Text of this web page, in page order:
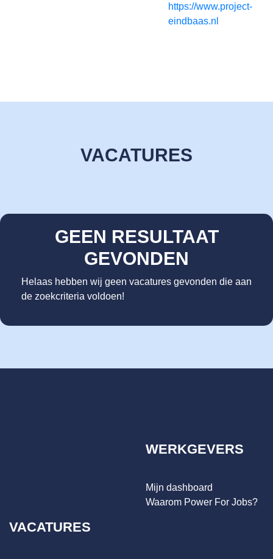
https://www.project-
eindbaas.nl
VACATURES
GEEN RESULTAAT
GEVONDEN
Helaas hebben wij geen vacatures gevonden die aan
de zoekcriteria voldoen!
WERKGEVERS
Mijn dashboard
Waarom Power For Jobs?
VACATURES